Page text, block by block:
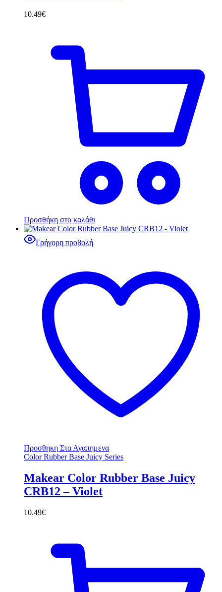
10.49€
Προσθήκη στο καλάθι
Γρήγορη προβολή
Προσθηκη Στα Αγαπημενα
Color Rubber Base Juicy Series
Makear Color Rubber Base Juicy
CRB12 – Violet
10.49€